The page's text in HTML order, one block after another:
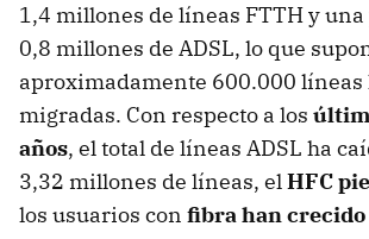
1,4 millones de líneas FTTH y
0,8 millones de ADSL, lo que
aproximadamente 600.000 líneas
migradas. Con respecto a los
años, el total de líneas ADSL ha
3,32 millones de líneas, elHFC
los usuarios con fibra han crecido